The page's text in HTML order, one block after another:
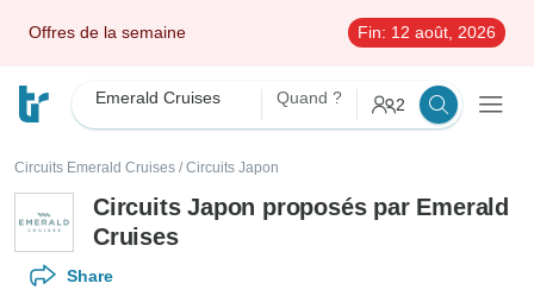
Offres de la semaine Fin: 12 août, 2026
Emerald Cruises Quand ? 2
Circuits Emerald Cruises / Circuits Japon
Circuits Japon proposés par Emerald
Cruises
Share